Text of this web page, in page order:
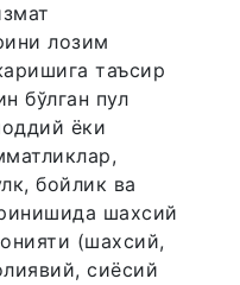
лозим
таъсир
бўлган пул
ёки
бойлик ва
шахсий
(шахсий,
сиёсий